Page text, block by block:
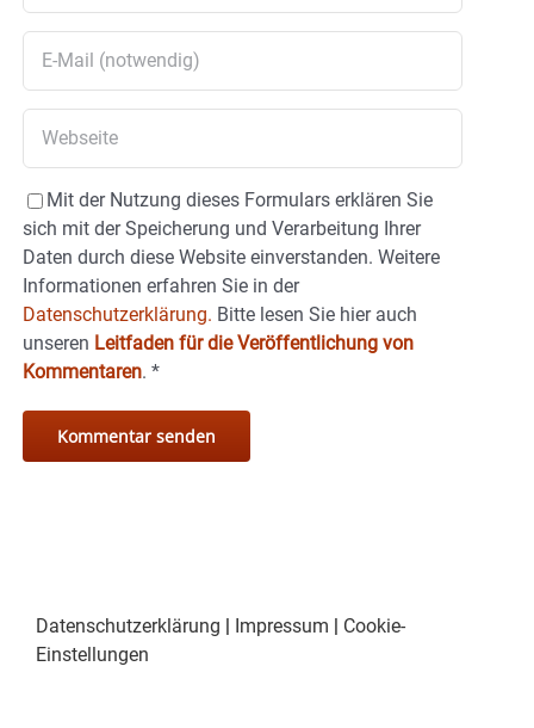
Mit der Nutzung dieses Formulars erklären Sie
sich mit der Speicherung und Verarbeitung Ihrer
Daten durch diese Website einverstanden. Weitere
Informationen erfahren Sie in der
Datenschutzerklärung. Bitte lesen Sie hier auch
unseren Leitfaden für die Veröffentlichung von
Kommentaren. *
Datenschutzerklärung | Impressum | Cookie-
Einstellungen